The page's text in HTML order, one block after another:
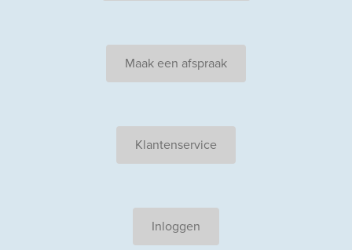
Maak een afspraak
Klantenservice
Inloggen